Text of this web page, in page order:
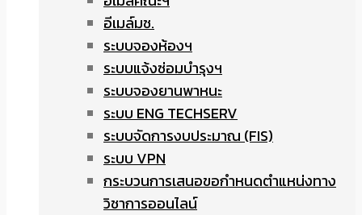
อีเมล์มช.
ระบบจองห้องฯ
ระบบแจ้งซ่อมบำรุงฯ
ระบบจองยานพาหนะ
ระบบ ENG TECHSERV
ระบบจัดการงบประมาณ (FIS)
ระบบ VPN
กระบวนการเสนอขอกำหนดตำแหน่งทาง
วิชาการออนไลน์